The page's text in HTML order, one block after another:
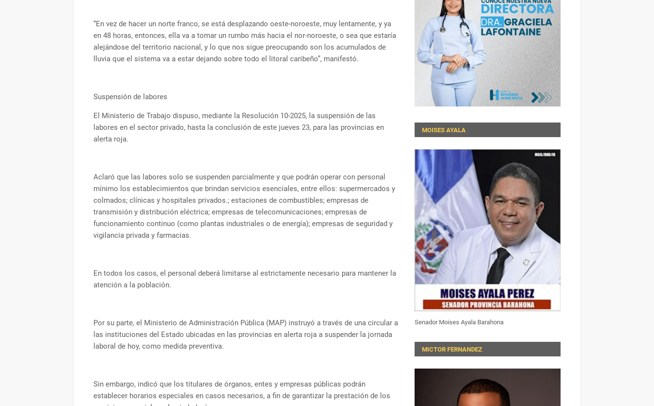
“En vez de hacer un norte franco, se está desplazando oeste-noroeste, muy lentamente, y ya
en 48 horas, entonces, ella va a tomar un rumbo más hacia el nor-noroeste, o sea que estaría
alejándose del territorio nacional, y lo que nos sigue preocupando son los acumulados de
lluvia que el sistema va a estar dejando sobre todo el litoral caribeño”, manifestó.
Suspensión de labores
El Ministerio de Trabajo dispuso, mediante la Resolución 10-2025, la suspensión de las
labores en el sector privado, hasta la conclusión de este jueves 23, para las provincias en
alerta roja.
Aclaró que las labores solo se suspenden parcialmente y que podrán operar con personal
mínimo los establecimientos que brindan servicios esenciales, entre ellos: supermercados y
colmados; clínicas y hospitales privados.; estaciones de combustibles; empresas de
transmisión y distribución eléctrica; empresas de telecomunicaciones; empresas de
funcionamiento continuo (como plantas industriales o de energía); empresas de seguridad y
vigilancia privada y farmacias.
En todos los casos, el personal deberá limitarse al estrictamente necesario para mantener la
atención a la población.
Por su parte, el Ministerio de Administración Pública (MAP) instruyó a través de una circular a
las instituciones del Estado ubicadas en las provincias en alerta roja a suspender la jornada
laboral de hoy, como medida preventiva.
Sin embargo, indicó que los titulares de órganos, entes y empresas públicas podrán
establecer horarios especiales en casos necesarios, a fin de garantizar la prestación de los
MOISES AYALA
Senador Moises Ayala Barahona
MICTOR FERNANDEZ